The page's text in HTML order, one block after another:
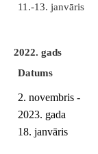
11.-13. janvāris
2022. gads
Datums
2. novembris -
2023. gada
18. janvāris